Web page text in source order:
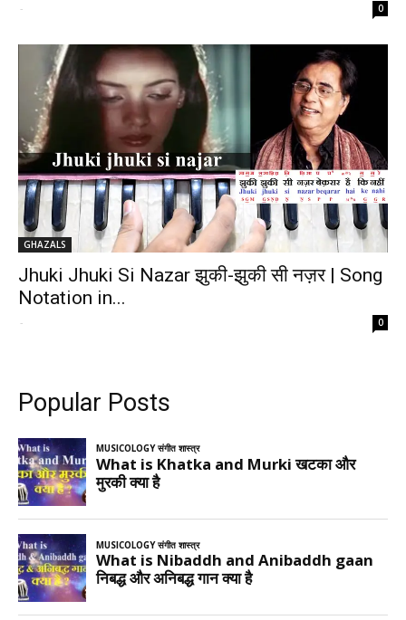
- 0
GHAZALS
Jhuki Jhuki Si Nazar झुकी-झुकी सी नज़र | Song
Notation in...
- 0
Popular Posts